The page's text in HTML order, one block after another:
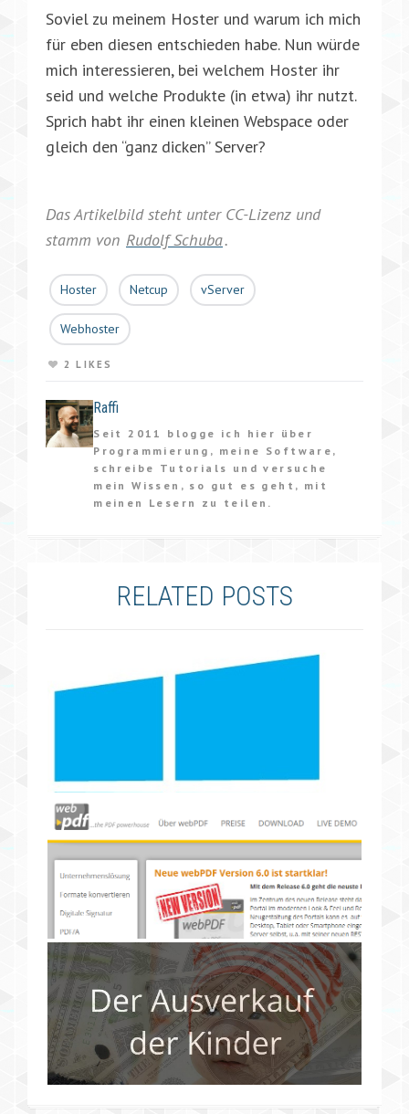
Soviel zu meinem Hoster und warum ich mich
für eben diesen entschieden habe. Nun würde
mich interessieren, bei welchem Hoster ihr
seid und welche Produkte (in etwa) ihr nutzt.
Sprich habt ihr einen kleinen Webspace oder
gleich den “ganz dicken” Server?
Das Artikelbild steht unter CC-Lizenz und
stamm von Rudolf Schuba.
Hoster Netcup vServer
Webhoster
2 LIKES
Raffi
Seit 2011 blogge ich hier über
Programmierung, meine Software,
schreibe Tutorials und versuche
mein Wissen, so gut es geht, mit
meinen Lesern zu teilen.
RELATED POSTS